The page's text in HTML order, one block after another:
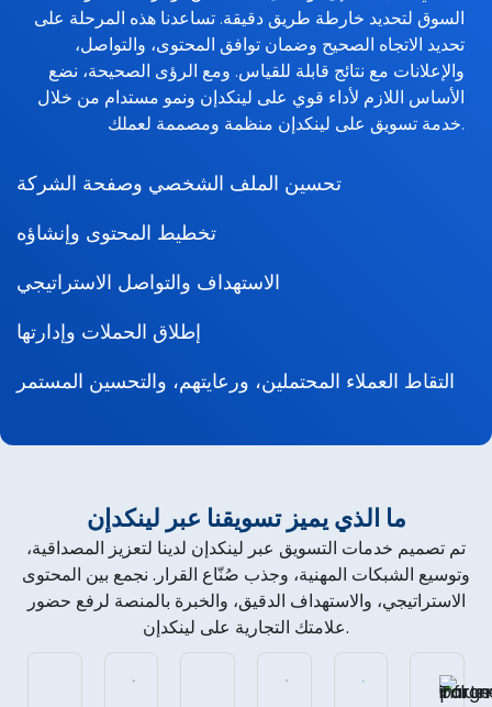
تحسين الملف الشخصي وصفحة الشركة
تخطيط المحتوى وإنشاؤه
الاستهداف والتواصل الاستراتيجي
إطلاق الحملات وإدارتها
التقاط العملاء المحتملين، ورعايتهم، والتحسين المستمر
السوق لتحديد خارطة طريق دقيقة. تساعدنا هذه المرحلة على
تحديد الاتجاه الصحيح وضمان توافق المحتوى، والتواصل،
والإعلانات مع نتائج قابلة للقياس. ومع الرؤى الصحيحة، نضع
الأساس اللازم لأداء قوي على لينكدإن ونمو مستدام من خلال
خدمة تسويق على لينكدإن منظمة ومصممة لعملك.
ما الذي يميز تسويقنا عبر لينكدإن
تم تصميم خدمات التسويق عبر لينكدإن لدينا لتعزيز المصداقية،
وتوسيع الشبكات المهنية، وجذب صُنّاع القرار. نجمع بين المحتوى
الاستراتيجي، والاستهداف الدقيق، والخبرة بالمنصة لرفع حضور
علامتك التجارية على لينكدإن.